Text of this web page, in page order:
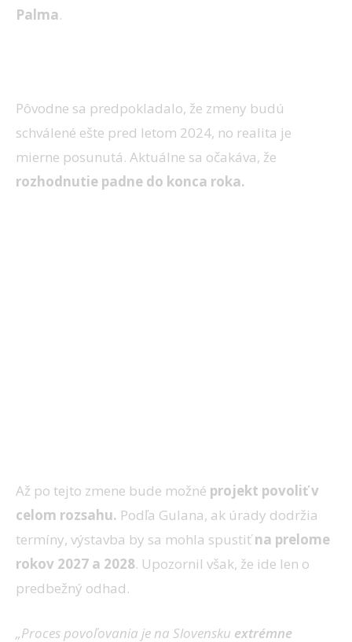
Palma.
Pôvodne sa predpokladalo, že zmeny budú
schválené ešte pred letom 2024, no realita je
mierne posunutá. Aktuálne sa očakáva, že
rozhodnutie padne do konca roka.
Až po tejto zmene bude možné projekt povoliť v
celom rozsahu. Podľa Gulana, ak úrady dodržia
termíny, výstavba by sa mohla spustiťna prelome
rokov 2027 a 2028. Upozornil však, že ide len o
predbežný odhad.
„Proces povoľovania je na Slovensku extrémne